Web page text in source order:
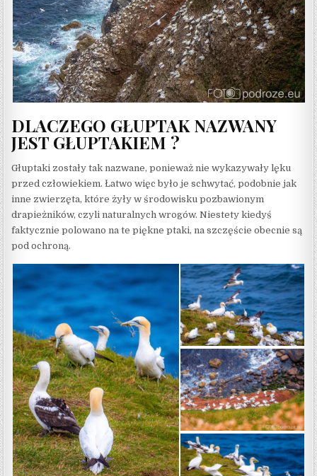
DLACZEGO GŁUPTAK NAZWANY
JEST GŁUPTAKIEM ?
Głuptaki zostały tak nazwane, ponieważ nie wykazywały lęku
przed człowiekiem. Łatwo więc było je schwytać, podobnie jak
inne zwierzęta, które żyły w środowisku pozbawionym
drapieżników, czyli naturalnych wrogów. Niestety kiedyś
faktycznie polowano na te piękne ptaki, na szczęście obecnie są
pod ochroną.